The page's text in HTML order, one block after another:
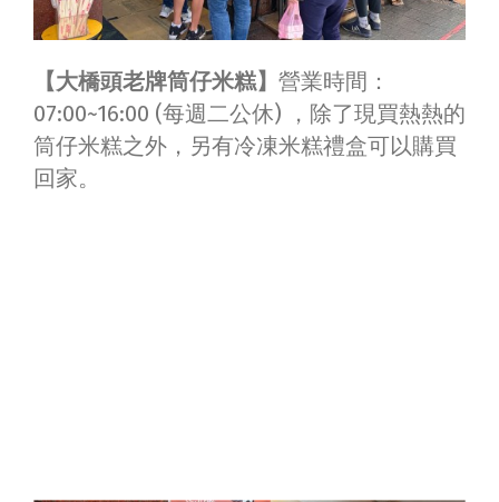
【大橋頭老牌筒仔米糕】 營業時間：
07:00~16:00 (每週二公休) ，除了現買熱熱的
筒仔米糕之外，另有冷凍米糕禮盒可以購買
回家。